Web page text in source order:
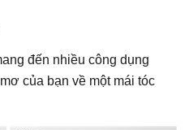
đến nhiều công dụng
của bạn về một mái tóc